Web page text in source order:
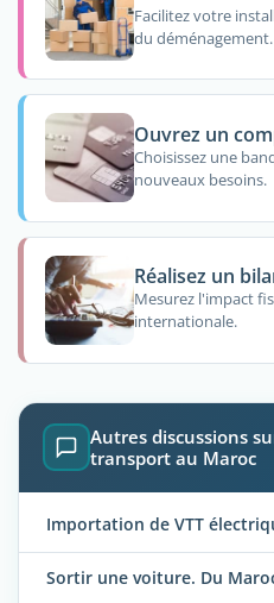
Facilitez votre
du déménagement.
Ouvrez un
Choisissez une
nouveaux besoins.
Réalisez un
Mesurez l'impact
internationale.
Autres discussions
transport au Maroc
Importation de VTT
Sortir une voiture. Du